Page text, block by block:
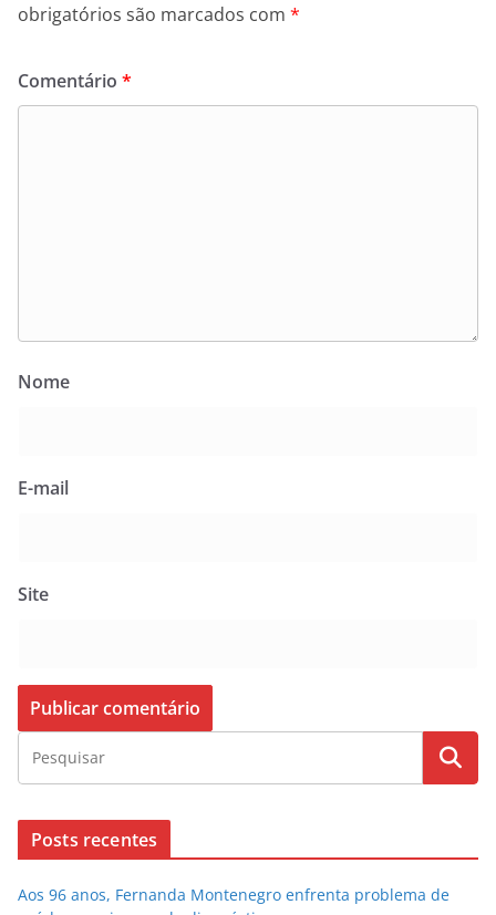
obrigatórios são marcados com *
Comentário *
Nome
E-mail
Site
Posts recentes
Aos 96 anos, Fernanda Montenegro enfrenta problema de